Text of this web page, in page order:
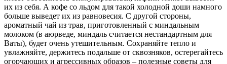
их из себя. А кофе со льдом для такой холодной доши намного
больше выведет их из равновесия. С другой стороны,
ароматный чай из трав, приготовленный с миндальным
молоком (в аюрведе, миндаль считается нестандартным для
Ваты), будет очень утешительным. Сохраняйте тепло и
увлажняйте, держитесь подальше от сквозняков, остерегайтесь
огорчающих и агрессивных образов – полезные советы для